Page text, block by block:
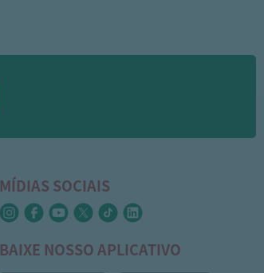
MÍDIAS SOCIAIS
BAIXE NOSSO APLICATIVO